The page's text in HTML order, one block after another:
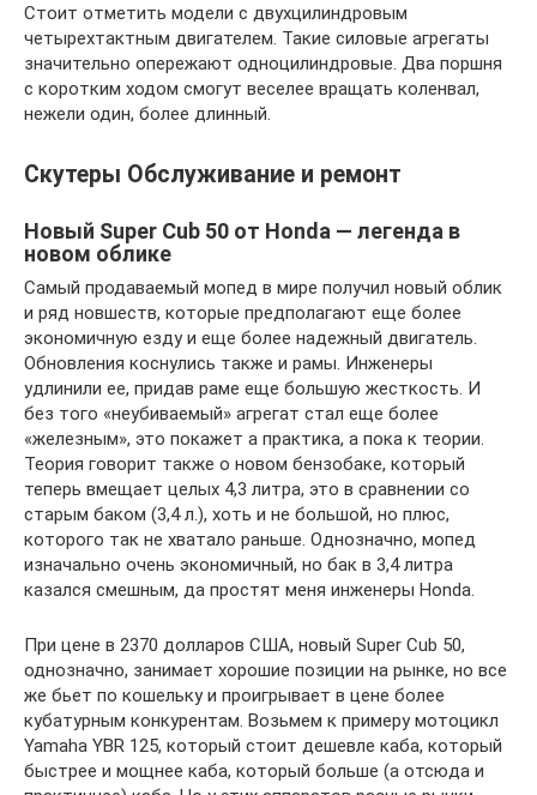
Стоит отметить модели с двухцилиндровым
четырехтактным двигателем. Такие силовые агрегаты
значительно опережают одноцилиндровые. Два поршня
с коротким ходом смогут веселее вращать коленвал,
нежели один, более длинный.
Скутеры Обслуживание и ремонт
Новый Super Cub 50 от Honda — легенда в
новом облике
Самый продаваемый мопед в мире получил новый облик
и ряд новшеств, которые предполагают еще более
экономичную езду и еще более надежный двигатель.
Обновления коснулись также и рамы. Инженеры
удлинили ее, придав раме еще большую жесткость. И
без того «неубиваемый» агрегат стал еще более
«железным», это покажет а практика, а пока к теории.
Теория говорит также о новом бензобаке, который
теперь вмещает целых 4,3 литра, это в сравнении со
старым баком (3,4 л.), хоть и не большой, но плюс,
которого так не хватало раньше. Однозначно, мопед
изначально очень экономичный, но бак в 3,4 литра
казался смешным, да простят меня инженеры Honda.
При цене в 2370 долларов США, новый Super Cub 50,
однозначно, занимает хорошие позиции на рынке, но все
же бьет по кошельку и проигрывает в цене более
кубатурным конкурентам. Возьмем к примеру мотоцикл
Yamaha YBR 125, который стоит дешевле каба, который
быстрее и мощнее каба, который больше (а отсюда и